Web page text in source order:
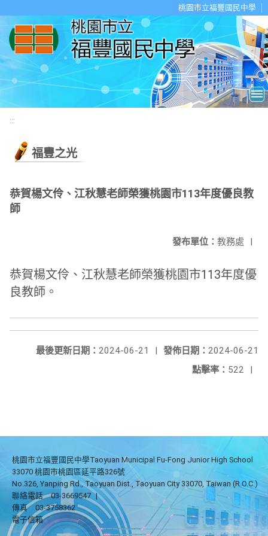
桃園市立福豐國民中學
:::
福豐之光
恭賀楊文伶、江秋慧老師榮獲桃園市113年度優良教
師
發布單位： 教務處 |
恭賀楊文伶、江秋慧老師榮獲桃園市113年度優
良教師。
發佈日期： 2024-06-21
最後更新日期： 2024-06-21
|
點擊率： 522 |
桃園市立福豐國民中學Taoyuan Municipal Fu-Fong Junior High School
33070 桃園市桃園區延平路326號
No.326, Yanping Rd., Taoyuan Dist., Taoyuan City 33070, Taiwan (R.O.C.)
聯絡電話
03-3669547 |
傳真
03-3758362
電子信箱